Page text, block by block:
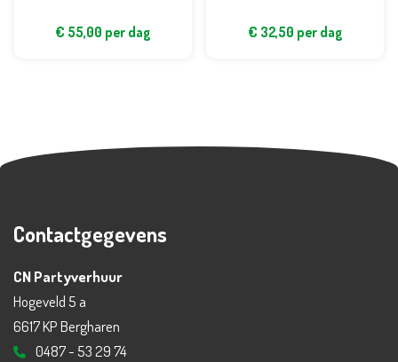
€ 55,00 per dag € 32,50 per dag
Contactgegevens
CN Partyverhuur
Hogeveld 5 a
6617 KP Bergharen
0487 - 53 29 74